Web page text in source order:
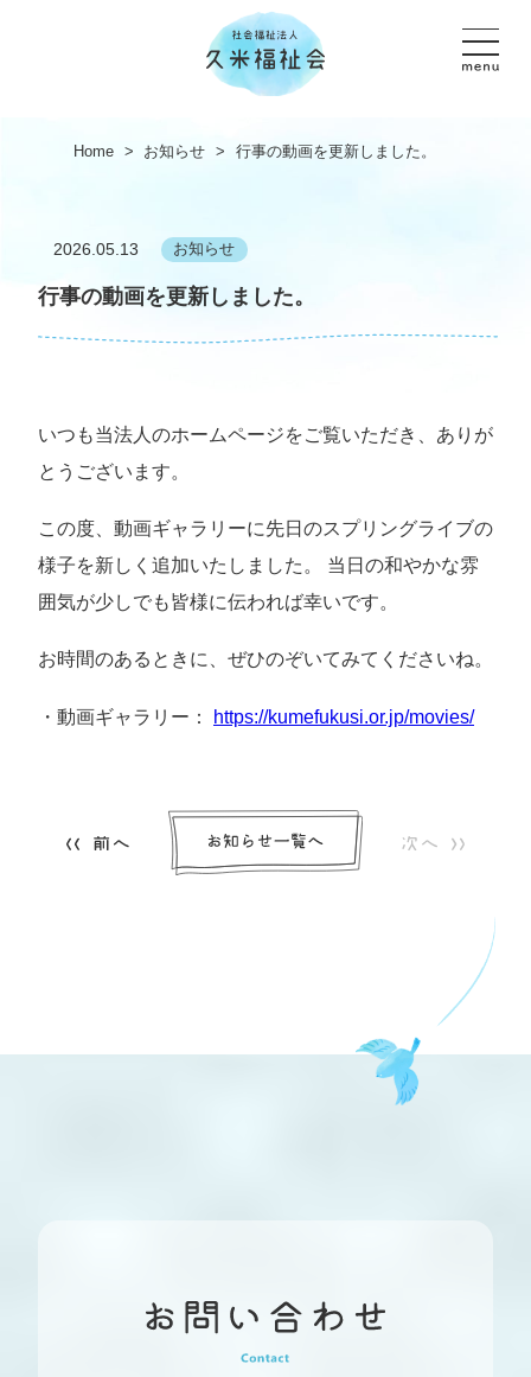
Home > お知らせ > 行事の動画を更新しました。
2026.05.13 お知らせ
行事の動画を更新しました。
いつも当法人のホームページをご覧いただき、ありが
とうございます。
この度、動画ギャラリーに先日のスプリングライブの
様子を新しく追加いたしました。 当日の和やかな雰
囲気が少しでも皆様に伝われば幸いです。
お時間のあるときに、ぜひのぞいてみてくださいね。
・動画ギャラリー： https://kumefukusi.or.jp/movies/